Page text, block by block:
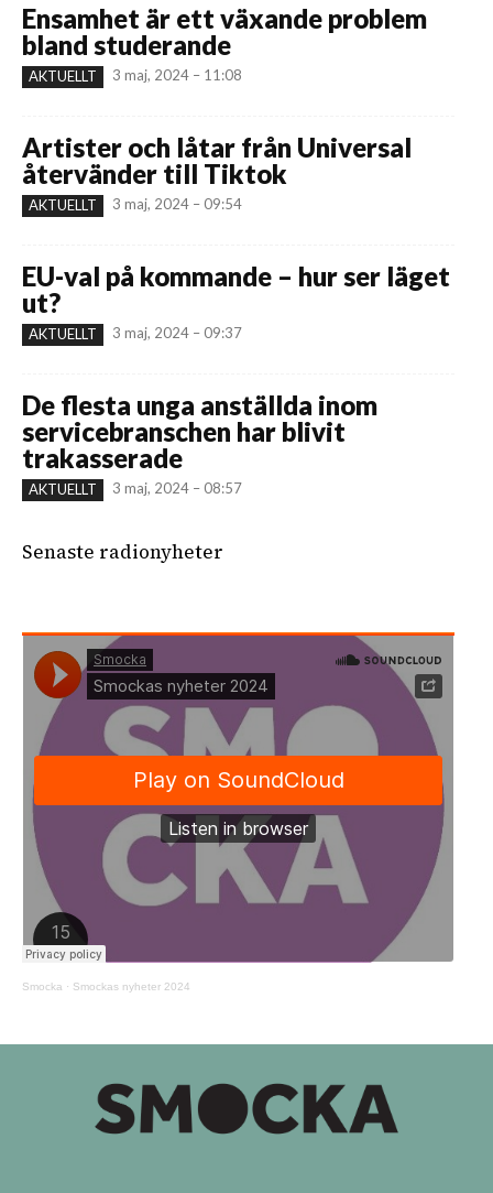
Ensamhet är ett växande problem
bland studerande
AKTUELLT 3 maj, 2024 – 11:08
Artister och låtar från Universal
återvänder till Tiktok
AKTUELLT 3 maj, 2024 – 09:54
EU-val på kommande – hur ser läget
ut?
AKTUELLT 3 maj, 2024 – 09:37
De flesta unga anställda inom
servicebranschen har blivit
trakasserade
AKTUELLT 3 maj, 2024 – 08:57
Senaste radionyheter
Smocka · Smockas nyheter 2024